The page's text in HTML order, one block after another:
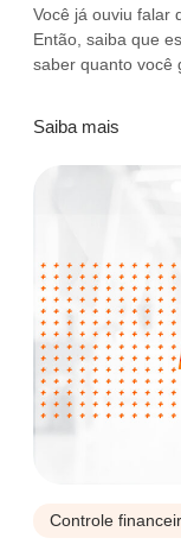
Você já ouviu falar
Então, saiba que
saber quanto você
Saiba mais
Controle